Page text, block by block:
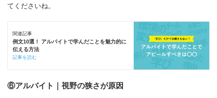
てくださいね。
関連記事
例文10選！ アルバイトで学んだことを魅力的に
伝える方法
記事を読む
⑥アルバイト｜視野の狭さが原因